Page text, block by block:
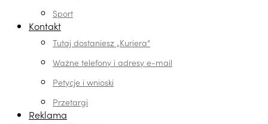
Sport
Kontakt
Tutaj dostaniesz „Kuriera”
Ważne telefony i adresy e-mail
Petycje i wnioski
Przetargi
Reklama